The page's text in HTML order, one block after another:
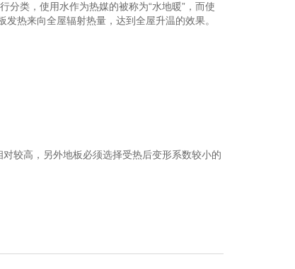
类，使用水作为热媒的被称为“水地暖”，而使
热来向全屋辐射热量，达到全屋升温的效果。
较高，另外地板必须选择受热后变形系数较小的